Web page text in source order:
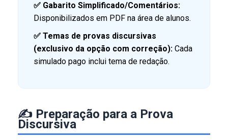
✅ Gabarito Simplificado/Comentários:
Disponibilizados em PDF na área de alunos.
✅ Temas de provas discursivas
(exclusivo da opção com correção): Cada
simulado pago inclui tema de redação.
✍️ Preparação para a Prova
Discursiva